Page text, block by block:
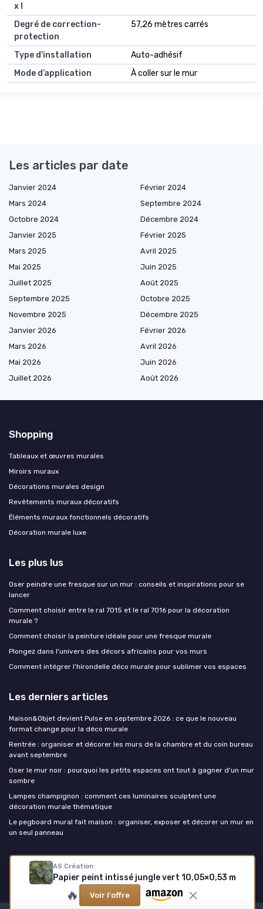
x l
Degré de correction-
protection
57,26 mètres carrés
Type d'installation
Auto-adhésif
Mode d’application
À coller sur le mur
AS Création
Papier peint intissé jungle vert 10,05×0,53 m
🔥 Voir l'offre
Les articles par date
Janvier 2024
Février 2024
Mars 2024
Septembre 2024
Octobre 2024
Décembre 2024
Janvier 2025
Février 2025
Mars 2025
Avril 2025
Mai 2025
Juin 2025
Juillet 2025
Août 2025
Septembre 2025
Octobre 2025
Novembre 2025
Décembre 2025
Janvier 2026
Février 2026
Mars 2026
Avril 2026
Mai 2026
Juin 2026
Juillet 2026
Août 2026
Shopping
Tableaux et œuvres murales
Miroirs muraux
Décorations murales design
Revêtements muraux décoratifs
Éléments muraux fonctionnels décoratifs
Décoration murale luxe
Les plus lus
Oser peindre une fresque sur un mur : conseils et inspirations pour se
lancer
Comment choisir entre le ral 7015 et le ral 7016 pour la décoration
murale ?
Comment choisir la peinture idéale pour une fresque murale
Plongez dans l'univers des décors africains pour vos murs
Comment intégrer l’hirondelle déco murale pour sublimer vos espaces
Les derniers articles
Maison&Objet devient Pulse en septembre 2026 : ce que le nouveau
format change pour la déco murale
Rentrée : organiser et décorer les murs de la chambre et du coin bureau
avant septembre
Oser le mur noir : pourquoi les petits espaces ont tout à gagner d'un mur
sombre
Lampes champignon : comment ces luminaires sculptent une
décoration murale thématique
Le pegboard mural fait maison : organiser, exposer et décorer un mur en
un seul panneau
La decoration murale